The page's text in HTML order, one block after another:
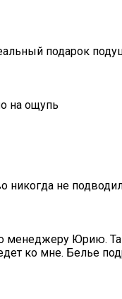
подарок
на ощупь
не
менеджеру Юрию.
ко мне. Белье